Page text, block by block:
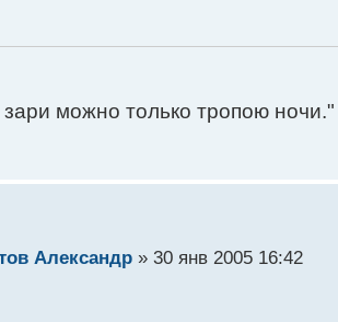
зари можно только тропою ночи."
Александр » 30 янв 2005 16:42